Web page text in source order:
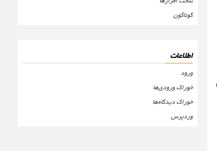
گوناگون
اطلاعات
ورود
خوراک ورودی‌ها
خوراک دیدگاه‌ها
وردپرس